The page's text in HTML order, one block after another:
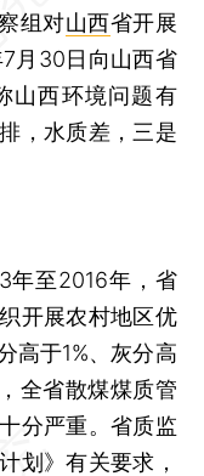
组对山西省开展
月30日向山西省
山西环境问题有
，水质差，三是
至2016年，省
开展农村地区优
高于1%、灰分高
全省散煤煤质管
分严重。省质监
划》有关要求，